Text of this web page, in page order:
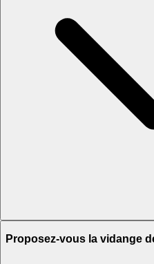
Proposez-vous la vidange